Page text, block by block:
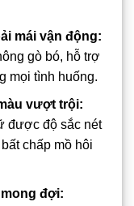
mái vận động:
gò bó, hỗ trợ
mọi tình huống.
vượt trội:
được độ sắc nét
chấp mồ hôi
đợi: